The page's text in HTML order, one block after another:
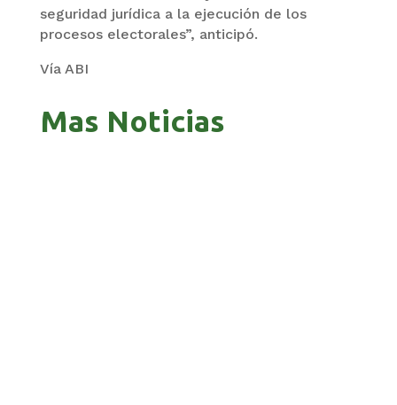
seguridad jurídica a la ejecución de los
procesos electorales”, anticipó.
Vía ABI
Mas Noticias